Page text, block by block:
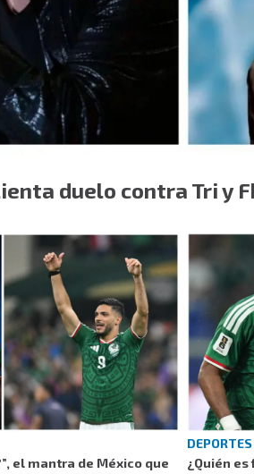
duelo contra Tri y
el mantra de México que
DEPORTES
¿Quién